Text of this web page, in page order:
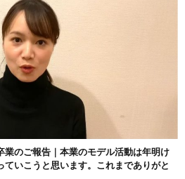
業のご報告｜本業のモデル活動は年明け
いこうと思います。これまでありがと